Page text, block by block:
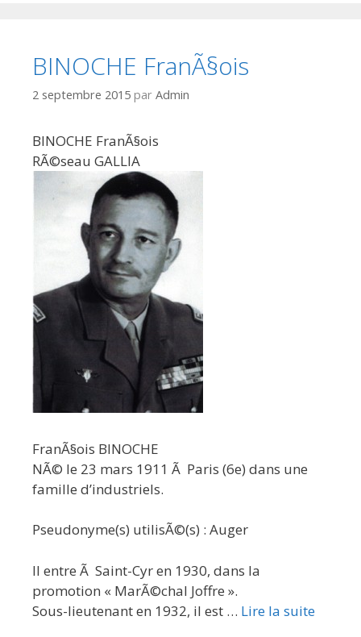
BINOCHE FranÃ§ois
2 septembre 2015 par Admin
BINOCHE FranÃ§ois
RÃ©seau GALLIA
FranÃ§ois BINOCHE
NÃ© le 23 mars 1911 Ã Paris (6e) dans une
famille d’industriels.
Pseudonyme(s) utilisÃ©(s) : Auger
Il entre Ã Saint-Cyr en 1930, dans la
promotion « MarÃ©chal Joffre ».
Sous-lieutenant en 1932, il est … Lire la suite